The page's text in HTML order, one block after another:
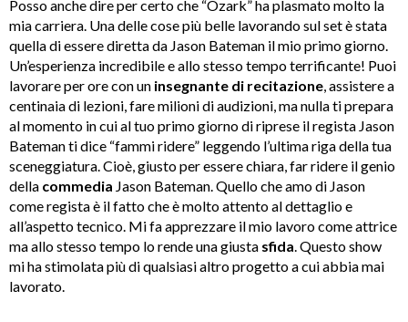
Posso anche dire per certo che “Ozark” ha plasmato molto la
mia carriera. Una delle cose più belle lavorando sul set è stata
quella di essere diretta da Jason Bateman il mio primo giorno.
Un’esperienza incredibile e allo stesso tempo terrificante! Puoi
lavorare per ore con un insegnante di recitazione , assistere a
centinaia di lezioni, fare milioni di audizioni, ma nulla ti prepara
al momento in cui al tuo primo giorno di riprese il regista Jason
Bateman ti dice “fammi ridere” leggendo l’ultima riga della tua
sceneggiatura. Cioè, giusto per essere chiara, far ridere il genio
della commedia Jason Bateman. Quello che amo di Jason
come regista è il fatto che è molto attento al dettaglio e
all’aspetto tecnico. Mi fa apprezzare il mio lavoro come attrice
ma allo stesso tempo lo rende una giusta sfida . Questo show
mi ha stimolata più di qualsiasi altro progetto a cui abbia mai
lavorato.